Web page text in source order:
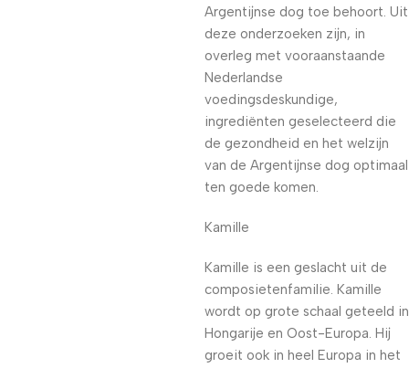
Argentijnse dog toe behoort. Uit
deze onderzoeken zijn, in
overleg met vooraanstaande
Nederlandse
voedingsdeskundige,
ingrediënten geselecteerd die
de gezondheid en het welzijn
van de Argentijnse dog optimaal
ten goede komen.
Kamille
Kamille is een geslacht uit de
composietenfamilie. Kamille
wordt op grote schaal geteeld in
Hongarije en Oost-Europa. Hij
groeit ook in heel Europa in het